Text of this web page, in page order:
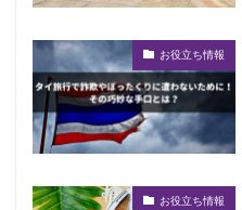
お役立ち情報
お役立ち情報